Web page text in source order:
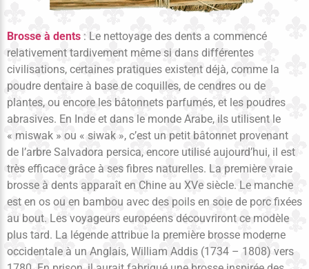
Brosse à dents : Le nettoyage des dents a commencé
relativement tardivement même si dans différentes
civilisations, certaines pratiques existent déjà, comme la
poudre dentaire à base de coquilles, de cendres ou de
plantes, ou encore les bâtonnets parfumés, et les poudres
abrasives. En Inde et dans le monde Arabe, ils utilisent le
« miswak » ou « siwak », c’est un petit bâtonnet provenant
de l’arbre Salvadora persica, encore utilisé aujourd’hui, il est
très efficace grâce à ses fibres naturelles. La première vraie
brosse à dents apparaît en Chine au XVe siècle. Le manche
est en os ou en bambou avec des poils en soie de porc fixées
au bout. Les voyageurs européens découvriront ce modèle
plus tard. La légende attribue la première brosse moderne
occidentale à un Anglais, William Addis (1734 – 1808) vers